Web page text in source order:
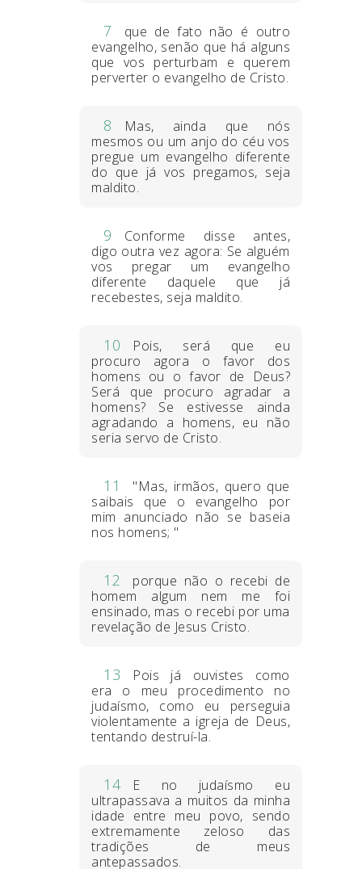
7
que de fato não é outro
evangelho, senão que há alguns
que vos perturbam e querem
perverter o evangelho de Cristo.
8
Mas, ainda que nós
mesmos ou um anjo do céu vos
pregue um evangelho diferente
do que já vos pregamos, seja
maldito.
9
Conforme disse antes,
digo outra vez agora: Se alguém
vos pregar um evangelho
diferente daquele que já
recebestes, seja maldito.
10
Pois, será que eu
procuro agora o favor dos
homens ou o favor de Deus?
Será que procuro agradar a
homens? Se estivesse ainda
agradando a homens, eu não
seria servo de Cristo.
11
"Mas, irmãos, quero que
saibais que o evangelho por
mim anunciado não se baseia
nos homens; "
12
porque não o recebi de
homem algum nem me foi
ensinado, mas o recebi por uma
revelação de Jesus Cristo.
13
Pois já ouvistes como
era o meu procedimento no
judaísmo, como eu perseguia
violentamente a igreja de Deus,
tentando destruí-la.
14
E no judaísmo eu
ultrapassava a muitos da minha
idade entre meu povo, sendo
extremamente zeloso das
tradições de meus
antepassados.